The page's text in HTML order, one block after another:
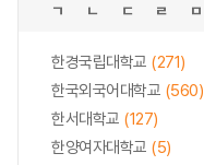
ㄱ ㄴ ㄷ ㄹ ㅁ
한경국립대학교 (271)
한국외국어대학교 (560)
한서대학교 (127)
한양여자대학교 (5)